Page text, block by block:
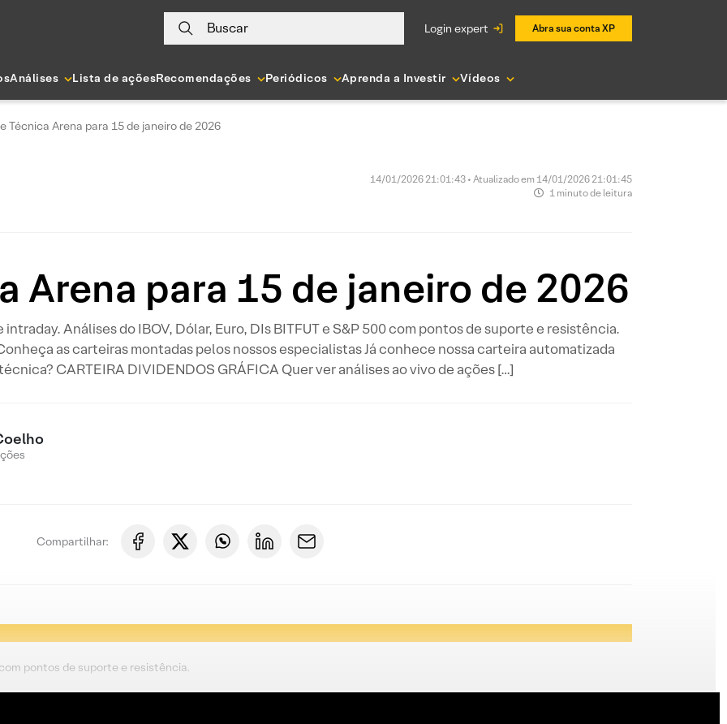
Buscar login expert Abra sua conta XP
Análises Lista de açõesRecomendações Periódicos Aprenda a Investir Vídeos
Técnica Arena para 15 de janeiro de 2026
14/01/2026 21:01:43 • Atualizado em 14/01/2026 21:01:45
1 minuto de leitura
Arena para 15 de janeiro de 2026
Análises do IBOV, Dólar, Euro, DIs BITFUT e S&P 500 com pontos de suporte e resistência.
as carteiras montadas pelos nossos especialistas Já conhece nossa carteira automatizada
CARTEIRA DIVIDENDOS GRÁFICA Quer ver análises ao vivo de ações […]
Compartilhar:
pontos de suporte e resistência.